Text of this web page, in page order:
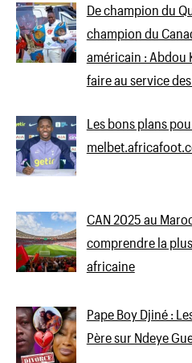
De champion du
champion du
américain : Abdou
faire au service
Les bons plans
CAN 2025 au
comprendre la
africaine
Pape Boy Djiné :
Père sur Ndeye